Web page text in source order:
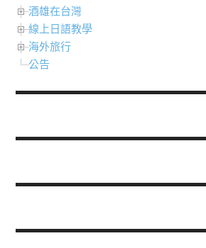
酒雄在台灣
線上日語教學
海外旅行
公告